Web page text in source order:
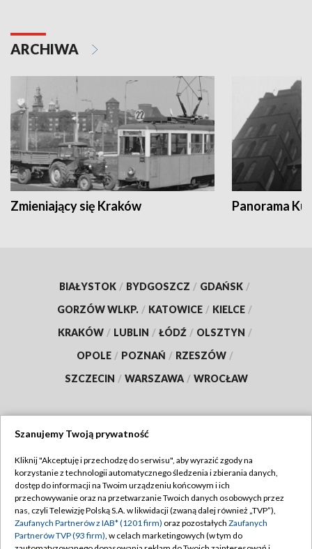
ARCHIWA
Zmieniający się Kraków Panorama
BIAŁYSTOK / BYDGOSZCZ / GDAŃSK /
GORZÓW WLKP. / KATOWICE / KIELCE /
KRAKÓW / LUBLIN / ŁÓDŹ / OLSZTYN /
OPOLE / POZNAŃ / RZESZÓW /
SZCZECIN / WARSZAWA / WROCŁAW
TVP
Abonament TVP
Emisja w TVP
Centrum informacji TVP
Regulamin TVP
Polityka prywatności
Szanujemy Twoją prywatność
Kliknij "Akceptuję i przechodzę do serwisu", aby wyrazić zgody na
korzystanie z technologii automatycznego śledzenia i zbierania danych,
dostęp do informacji na Twoim urządzeniu końcowym i ich
przechowywanie oraz na przetwarzanie Twoich danych osobowych przez
nas, czyli Telewizję Polską S.A. w likwidacji (zwaną dalej również „TVP”),
Zaufanych Partnerów z IAB* (1201 firm) oraz pozostałych Zaufanych
Partnerów TVP (93 firm), w celach marketingowych (w tym do